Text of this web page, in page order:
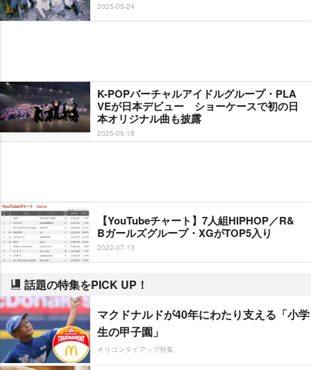
2025-05-24
K-POPバーチャルアイドルグループ・PLA
VEが日本デビュー ショーケースで初の日
本オリジナル曲も披露
2025-06-18
【YouTubeチャート】7人組HIPHOP／R&
Bガールズグループ・XGがTOP5入り
2022-07-13
話題の特集をPICK UP！
マクドナルドが40年にわたり支える「小学
生の甲子園」
オリコンタイアップ特集